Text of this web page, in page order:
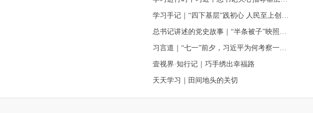
壹视界·知行记｜巧手绣出幸福路
天天学习｜田间地头的关切